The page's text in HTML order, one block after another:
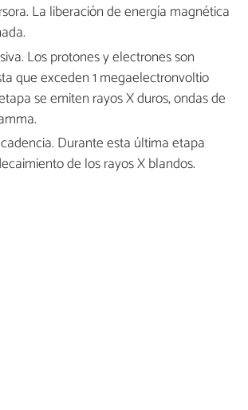
La liberación de energía magnética
Los protones y electrones son
que exceden 1 megaelectronvoltio
se emiten rayos X duros, ondas de
Durante esta última etapa
de los rayos X blandos.